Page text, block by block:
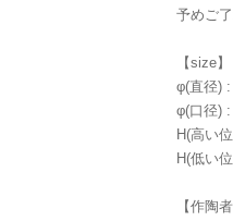
予めご
【size】
φ(直径)
φ(口径)
H(高い
H(低い
【作陶者